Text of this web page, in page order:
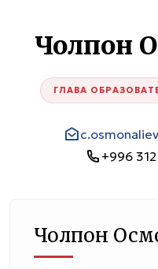
Чолпон
ГЛАВА
+996
Чолпон